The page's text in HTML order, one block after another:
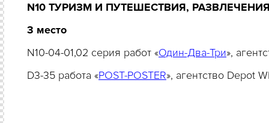
N10 ТУРИЗМ И ПУТЕШЕСТВИЯ,
3 место
N10-04-01,02 серия работ «Один-Два-Три»,
D3-35 работа «POST-POSTER», агентство Depot